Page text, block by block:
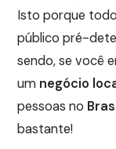
Isto porque
público pré-
sendo, se você
um negócio
pessoas no
bastante!